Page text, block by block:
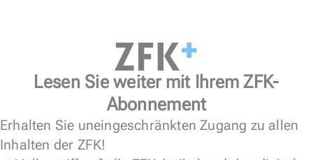
Lesen Sie weiter mit Ihrem ZFK-
Abonnement
Erhalten Sie uneingeschränkten Zugang zu allen
Inhalten der ZFK!